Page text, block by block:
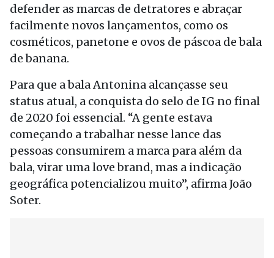
defender as marcas de detratores e abraçar
facilmente novos lançamentos, como os
cosméticos, panetone e ovos de páscoa de bala
de banana.
Para que a bala Antonina alcançasse seu
status atual, a conquista do selo de IG no final
de 2020 foi essencial. “A gente estava
começando a trabalhar nesse lance das
pessoas consumirem a marca para além da
bala, virar uma love brand, mas a indicação
geográfica potencializou muito”, afirma João
Soter.